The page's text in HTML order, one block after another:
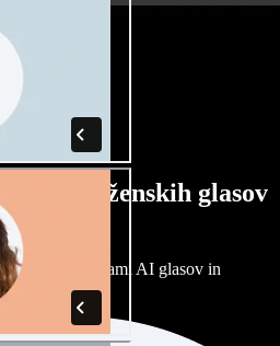
in ženskih glasov
med stotinami AI glasov in